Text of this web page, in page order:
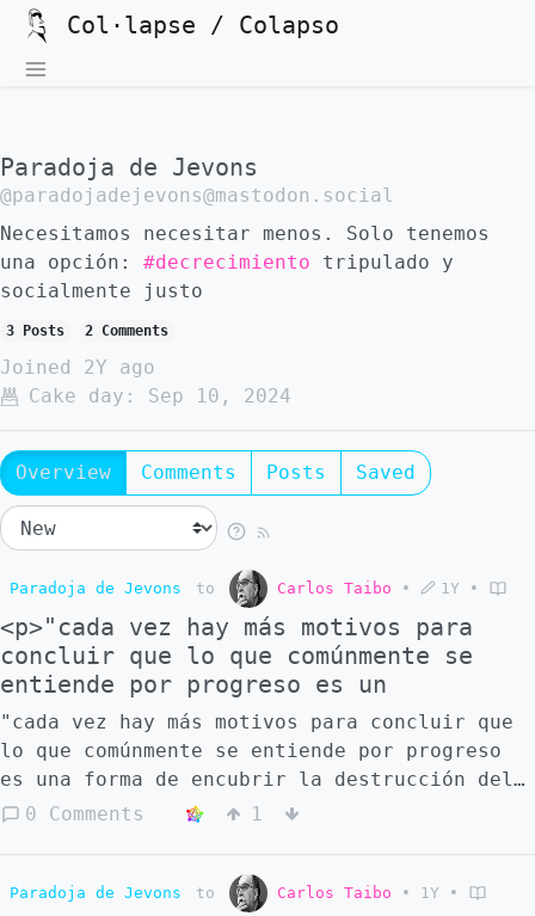
Col·lapse / Colapso
Paradoja de Jevons
@paradojadejevons@mastodon.social
Necesitamos necesitar menos. Solo tenemos
una opción: #decrecimiento tripulado y
socialmente justo
3 Posts 2 Comments
Joined
2Y ago
Cake day:
Sep 10, 2024
Overview Comments Posts Saved
Paradoja de Jevons to Carlos Taibo • 1Y •
<p>"cada vez hay más motivos para
concluir que lo que comúnmente se
entiende por progreso es un
"cada vez hay más motivos para concluir que
lo que comúnmente se entiende por progreso
es una forma de encubrir la destrucción del
medio natural" [@taibo]
0 Comments 1
Paradoja de Jevons to Carlos Taibo • 1Y •